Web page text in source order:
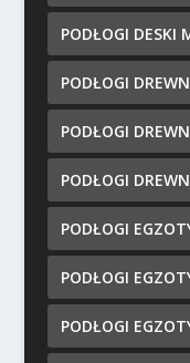
PODŁOGI DESKI
PODŁOGI
PODŁOGI
PODŁOGI
PODŁOGI
PODŁOGI
PODŁOGI